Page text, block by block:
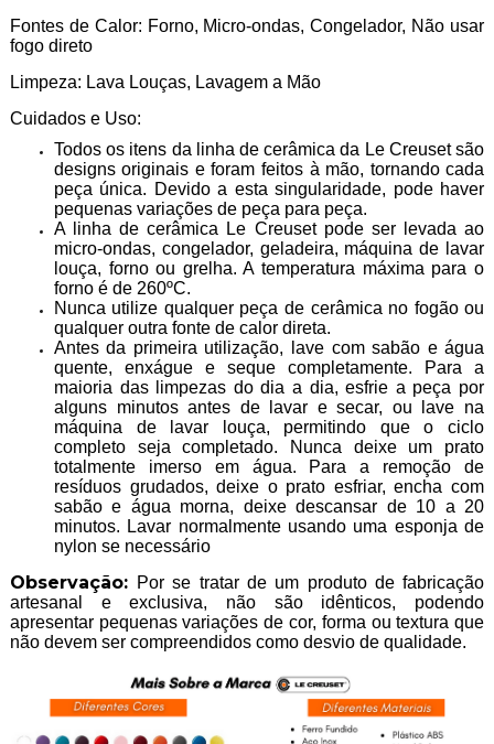
Fontes de Calor: Forno, Micro-ondas, Congelador, Não usar
fogo direto
Limpeza: Lava Louças, Lavagem a Mão
Cuidados e Uso:
Todos os itens da linha de cerâmica da Le Creuset são
designs originais e foram feitos à mão, tornando cada
peça única. Devido a esta singularidade, pode haver
pequenas variações de peça para peça.
A linha de cerâmica Le Creuset pode ser levada ao
micro-ondas, congelador, geladeira, máquina de lavar
louça, forno ou grelha. A temperatura máxima para o
forno é de 260ºC.
Nunca utilize qualquer peça de cerâmica no fogão ou
qualquer outra fonte de calor direta.
Antes da primeira utilização, lave com sabão e água
quente, enxágue e seque completamente. Para a
maioria das limpezas do dia a dia, esfrie a peça por
alguns minutos antes de lavar e secar, ou lave na
máquina de lavar louça, permitindo que o ciclo
completo seja completado. Nunca deixe um prato
totalmente imerso em água. Para a remoção de
resíduos grudados, deixe o prato esfriar, encha com
sabão e água morna, deixe descansar de 10 a 20
minutos. Lavar normalmente usando uma esponja de
nylon se necessário
Observação: Por se tratar de um produto de fabricação
artesanal e exclusiva, não são idênticos, podendo
apresentar pequenas variações de cor, forma ou textura que
não devem ser compreendidos como desvio de qualidade.